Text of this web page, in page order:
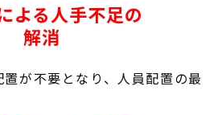
よる人手不足の
解消
が不要となり、人員配置の最